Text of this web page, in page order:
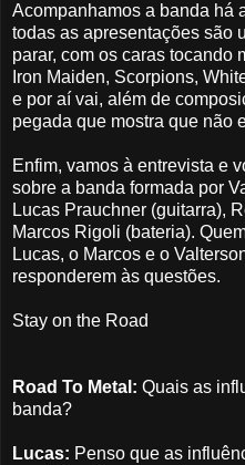
Acompanhamos a banda há
todas as apresentações são
parar, com os caras tocando
Iron Maiden, Scorpions,
e por aí vai, além de
pegada que mostra que não
Enfim, vamos à entrevista e
sobre a banda formada por
Lucas Prauchner (guitarra),
Marcos Rigoli (bateria).
Lucas, o Marcos e o
responderem às questões.
Stay on the Road
Road To Metal: Quais as
banda?
Lucas: Penso que as